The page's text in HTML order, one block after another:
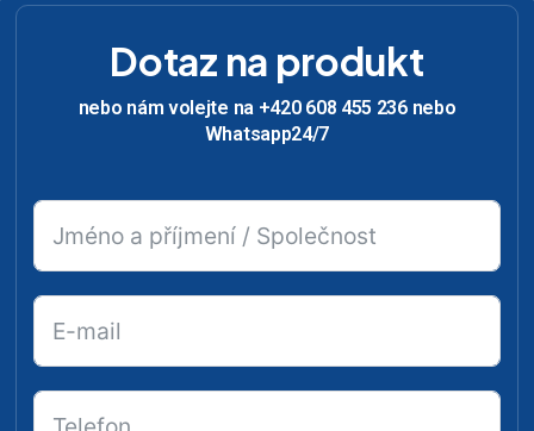
Dotaz na produkt
nebo nám volejte na +420 608 455 236 nebo
Whatsapp24/7